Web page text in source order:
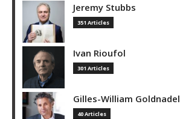
Jeremy Stubbs
351 Articles
Ivan Rioufol
301 Articles
Gilles-William Goldnadel
40 Articles